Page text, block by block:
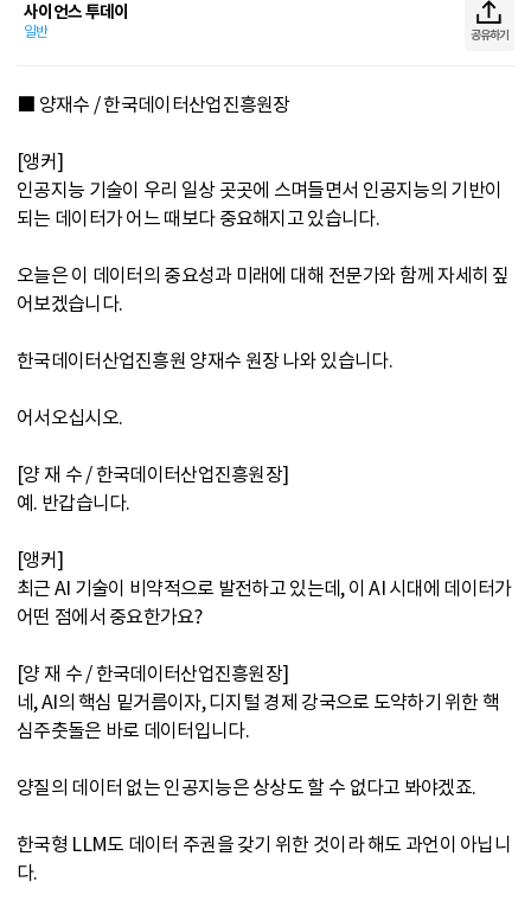
사이언스 투데이
일반 공유하기
■ 양재수 / 한국데이터산업진흥원장
[앵커]
인공지능 기술이 우리 일상 곳곳에 스며들면서 인공지능의 기반이
되는 데이터가 어느 때보다 중요해지고 있습니다.
오늘은 이 데이터의 중요성과 미래에 대해 전문가와 함께 자세히 짚
어보겠습니다.
한국데이터산업진흥원 양재수 원장 나와 있습니다.
어서오십시오.
[양 재 수 / 한국데이터산업진흥원장]
예. 반갑습니다.
[앵커]
최근 AI 기술이 비약적으로 발전하고 있는데, 이 AI 시대에 데이터가
어떤 점에서 중요한가요?
[양 재 수 / 한국데이터산업진흥원장]
네, AI의 핵심 밑거름이자, 디지털 경제 강국으로 도약하기 위한 핵
심주춧돌은 바로 데이터입니다.
양질의 데이터 없는 인공지능은 상상도 할 수 없다고 봐야겠죠.
한국형 LLM도 데이터 주권을 갖기 위한 것이라 해도 과언이 아닙니
다.